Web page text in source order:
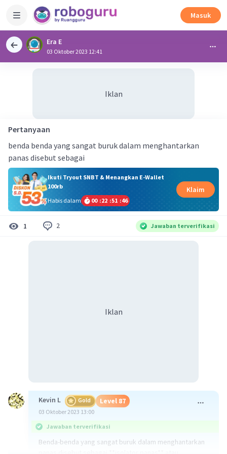
Masuk
Era E
03 Oktober 2023 12:41
Iklan
Pertanyaan
benda benda yang sangat buruk dalam menghantarkan
panas disebut sebagai
Ikuti Tryout SNBT & Menangkan E-Wallet
100rb
Habis dalam
00 :22 :51 :46
Klaim
1 2 Jawaban terverifikasi
Iklan
Kevin L Gold Level 87
03 Oktober 2023 13:00
Jawaban terverifikasi
Benda-benda yang sangat buruk dalam menghantarkan